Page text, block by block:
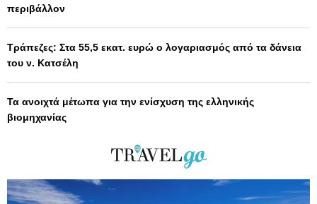
περιβάλλον
Τράπεζες: Στα 55,5 εκατ. ευρώ ο λογαριασμός από τα δάνεια
του ν. Κατσέλη
Τα ανοιχτά μέτωπα για την ενίσχυση της ελληνικής
βιομηχανίας